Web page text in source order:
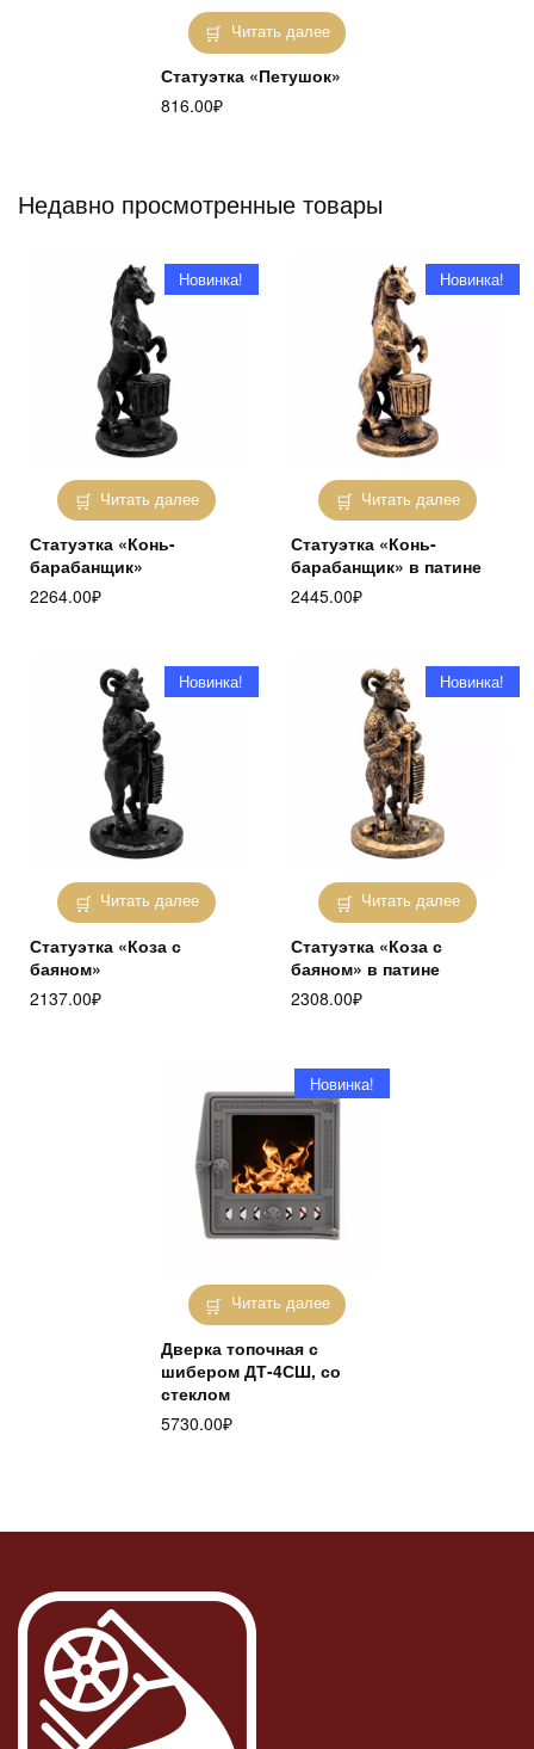
Читать далее
Статуэтка «Петушок»
816.00₽
Недавно просмотренные товары
Читать далее
Новинка!
Статуэтка «Конь-
барабанщик»
2264.00₽
Читать далее
Новинка!
Статуэтка «Конь-
барабанщик» в патине
2445.00₽
Читать далее
Новинка!
Статуэтка «Коза с
баяном»
2137.00₽
Читать далее
Новинка!
Статуэтка «Коза с
баяном» в патине
2308.00₽
Читать далее
Новинка!
Дверка топочная с
шибером ДТ-4СШ, со
стеклом
5730.00₽